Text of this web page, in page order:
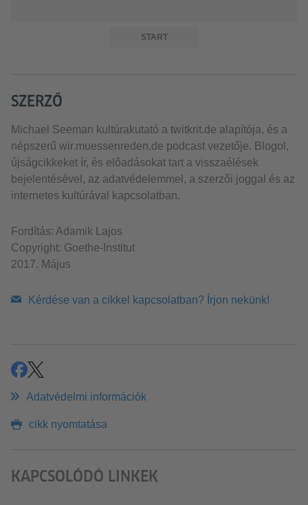
SZERZŐ
Michael Seeman kultúrakutató a twitkrit.de alapítója, és a
népszerű wir.muessenreden.de podcast vezetője. Blogol,
újságcikkeket ír, és előadásokat tart a visszaélések
bejelentésével, az adatvédelemmel, a szerzői joggal és az
internetes kultúrával kapcsolatban.
Fordítás: Adamik Lajos
Copyright: Goethe-Institut
2017. Május
Kérdése van a cikkel kapcsolatban? Írjon nekünk!
megosztás
share
Adatvédelmi információk
cikk nyomtatása
KAPCSOLÓDÓ LINKEK